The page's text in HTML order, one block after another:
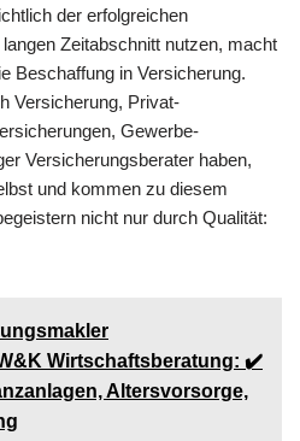
der erfolgreichen
Zeitabschnitt nutzen, macht
Beschaffung in Versicherung.
Versicherung, Privat-
Gewerbe-
Versicherungsberater haben,
und kommen zu diesem
nicht nur durch Qualität:
Wirtschaftsberatung: ✔️
Altersvorsorge,